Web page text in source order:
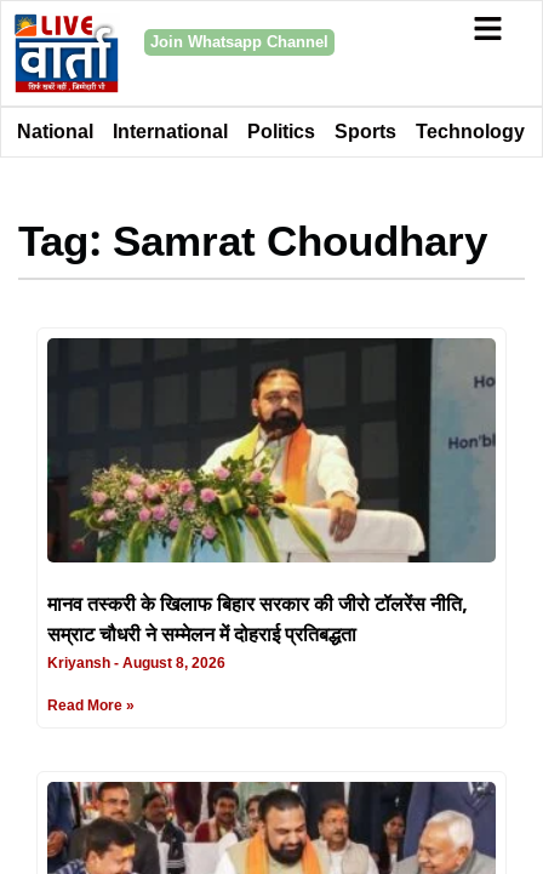
Join Whatsapp Channel
National International Politics Sports Technology
Tag: Samrat Choudhary
मानव तस्करी के खिलाफ बिहार सरकार की जीरो टॉलरेंस नीति,
सम्राट चौधरी ने सम्मेलन में दोहराई प्रतिबद्धता
Kriyansh August 8, 2026
Read More »